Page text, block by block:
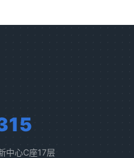
中心C座17层